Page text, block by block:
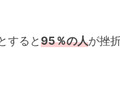
すると95％の人が挫